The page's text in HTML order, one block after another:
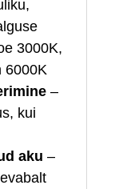
3000K,
6000K
–
kui
aku –